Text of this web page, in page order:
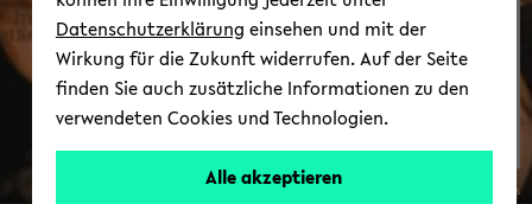
(Dis)Ent­an­gle­ments”
© Ar­thur Edel­mans
Datenschutzerklärung einsehen und mit der
Wirkung für die Zukunft widerrufen. Auf der Seite
finden Sie auch zusätzliche Informationen zu den
verwendeten Cookies und Technologien.
Alle akzeptieren